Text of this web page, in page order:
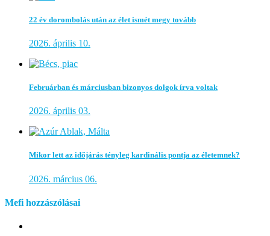
22 év dorombolás után az élet ismét megy tovább
2026. április 10.
Februárban és márciusban bizonyos dolgok írva voltak
2026. április 03.
Mikor lett az időjárás tényleg kardinális pontja az életemnek?
2026. március 06.
Mefi hozzászólásai